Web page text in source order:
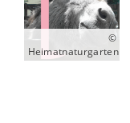
©
Heimatnaturgarten